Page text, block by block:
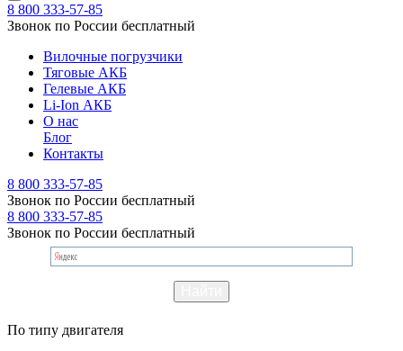
8 800 333-57-85
Звонок по России бесплатный
Вилочные погрузчики
Тяговые АКБ
Гелевые АКБ
Li-Ion АКБ
О нас
Блог
Контакты
8 800 333-57-85
Звонок по России бесплатный
8 800 333-57-85
Звонок по России бесплатный
По типу двигателя